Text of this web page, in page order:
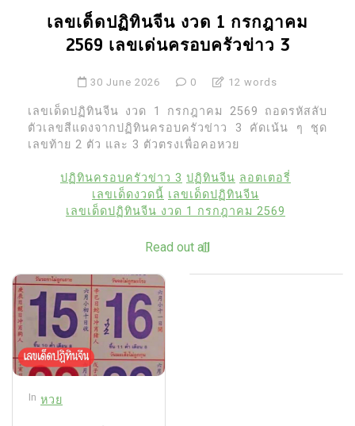
เลขเด็ดปฏิทินจีน งวด 1 กรกฎาคม
2569 เลขเด่นครอบครัวข่าว 3
30 June 2026 0 12 words
เลขเด็ดปฏิทินจีน งวด 1 กรกฎาคม 2569 ถอดรหัสลับ
ตัวเลขสีแดงจากปฏิทินครอบครัวข่าว 3 คัดเน้น ๆ ชุด
เลขท้าย 2 ตัว และ 3 ตัวตรงเพื่อคอหวย
ปฏิทินครอบครัวข่าว 3 ปฏิทินจีน ลอตเตอรี่
เลขเด็ดงวดนี้ เลขเด็ดปฏิทินจีน
เลขเด็ดปฏิทินจีน งวด 1 กรกฎาคม 2569
Read out all
In หวย